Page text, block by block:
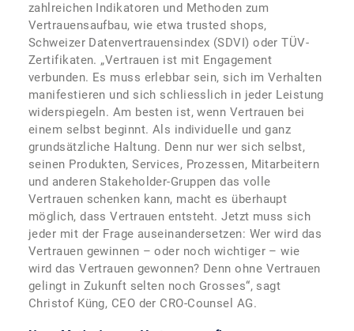
zahlreichen Indikatoren und Methoden zum
Vertrauensaufbau, wie etwa trusted shops,
Schweizer Datenvertrauensindex (SDVI) oder TÜV-
Zertifikaten. „Vertrauen ist mit Engagement
verbunden. Es muss erlebbar sein, sich im Verhalten
manifestieren und sich schliesslich in jeder Leistung
widerspiegeln. Am besten ist, wenn Vertrauen bei
einem selbst beginnt. Als individuelle und ganz
grundsätzliche Haltung. Denn nur wer sich selbst,
seinen Produkten, Services, Prozessen, Mitarbeitern
und anderen Stakeholder-Gruppen das volle
Vertrauen schenken kann, macht es überhaupt
möglich, dass Vertrauen entsteht. Jetzt muss sich
jeder mit der Frage auseinandersetzen: Wer wird das
Vertrauen gewinnen – oder noch wichtiger – wie
wird das Vertrauen gewonnen? Denn ohne Vertrauen
gelingt in Zukunft selten noch Grosses“, sagt
Christof Küng, CEO der CRO-Counsel AG.